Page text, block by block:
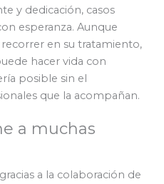
y dedicación, casos
esperanza. Aunque
en su tratamiento,
hacer vida con
posible sin el
que la acompañan.
a muchas
a la colaboración de